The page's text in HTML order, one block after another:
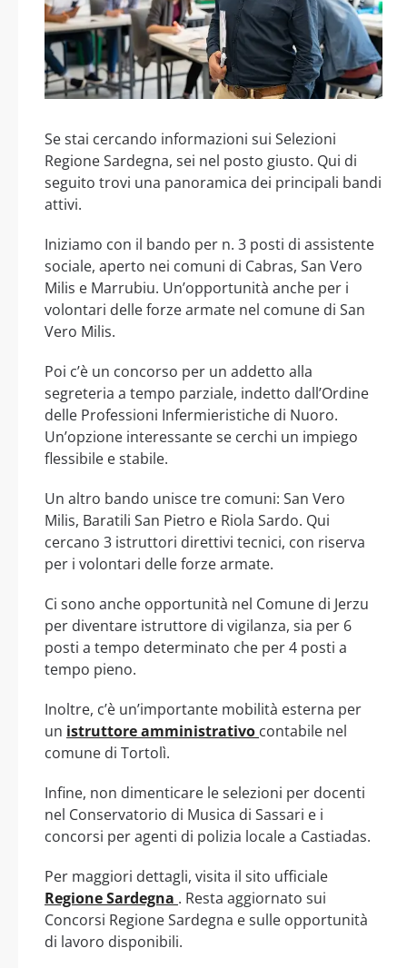
Se stai cercando informazioni sui Selezioni
Regione Sardegna, sei nel posto giusto. Qui di
seguito trovi una panoramica dei principali bandi
attivi.
Iniziamo con il bando per n. 3 posti di assistente
sociale, aperto nei comuni di Cabras, San Vero
Milis e Marrubiu. Un’opportunità anche per i
volontari delle forze armate nel comune di San
Vero Milis.
Poi c’è un concorso per un addetto alla
segreteria a tempo parziale, indetto dall’Ordine
delle Professioni Infermieristiche di Nuoro.
Un’opzione interessante se cerchi un impiego
flessibile e stabile.
Un altro bando unisce tre comuni: San Vero
Milis, Baratili San Pietro e Riola Sardo. Qui
cercano 3 istruttori direttivi tecnici, con riserva
per i volontari delle forze armate.
Ci sono anche opportunità nel Comune di Jerzu
per diventare istruttore di vigilanza, sia per 6
posti a tempo determinato che per 4 posti a
tempo pieno.
Inoltre, c’è un’importante mobilità esterna per
un istruttore amministrativo contabile nel
comune di Tortolì.
Infine, non dimenticare le selezioni per docenti
nel Conservatorio di Musica di Sassari e i
concorsi per agenti di polizia locale a Castiadas.
Per maggiori dettagli, visita il sito ufficiale
Regione Sardegna . Resta aggiornato sui
Concorsi Regione Sardegna e sulle opportunità
di lavoro disponibili.